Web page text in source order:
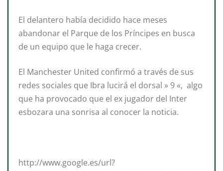
El delantero había decidido hace meses
abandonar el Parque de los Príncipes en busca
de un equipo que le haga crecer.
El Manchester United confirmó a través de sus
redes sociales que Ibra lucirá el dorsal » 9 «, algo
que ha provocado que el ex jugador del Inter
esbozara una sonrisa al conocer la noticia.
http://www.google.es/url?